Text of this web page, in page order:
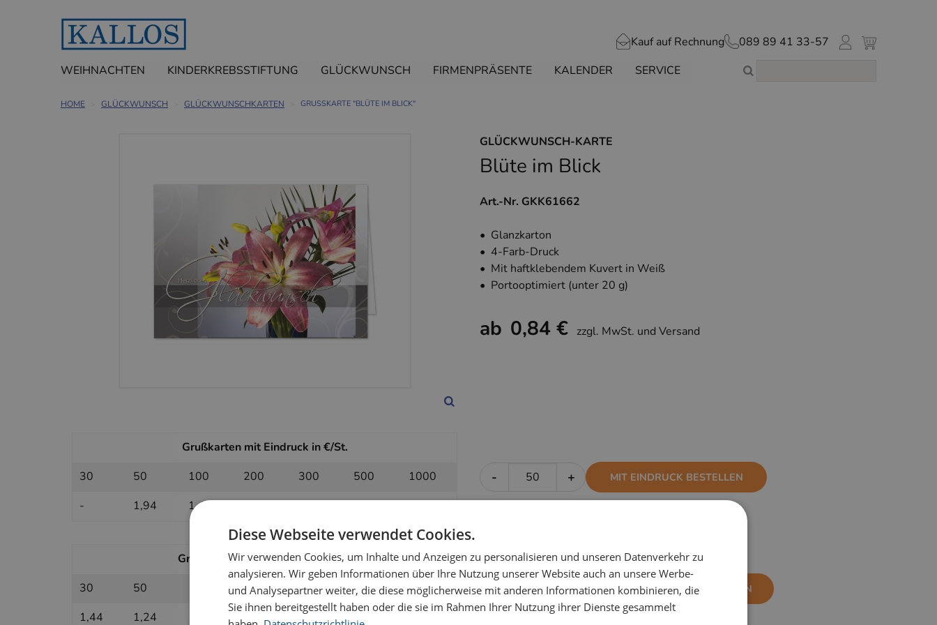
Kauf auf Rechnung
089 89 41 33-57
WEIHNACHTEN
KINDERKREBSSTIFTUNG GLÜCKWUNSCH FIRMENPRÄSENTE KALENDER SERVICE
HOME GLÜCKWUNSCH GLÜCKWUNSCHKARTEN GRUSSKARTE "BLÜTE IM BLICK"
GLÜCKWUNSCH-KARTE
Blüte im Blick
Art.-Nr. GKK61662
• Glanzkarton
• 4-Farb-Druck
• Mit haftklebendem Kuvert in Weiß
• Portooptimiert (unter 20 g)
ab 0,84 € zzgl. MwSt. und Versand
Grußkarten mit Eindruck in €/St.
30
50 100 200 300 500
1000
-
1,94 1,45
- + MIT EINDRUCK BESTELLEN
Grußkarten ohne Eindruck in €/St.
30
50 200 300 500
1000
1,44
1,24 0,94 0,90 0,88
- + OHNE EINDRUCK BESTELLEN
Diese Webseite verwendet Cookies.
Wir verwenden Cookies, um Inhalte und Anzeigen zu personalisieren und unseren Datenverkehr zu
analysieren. Wir geben Informationen über Ihre Nutzung unserer Website auch an unsere Werbe-
und Analysepartner weiter, die diese möglicherweise mit anderen Informationen kombinieren, die
Sie ihnen bereitgestellt haben oder die sie im Rahmen Ihrer Nutzung ihrer Dienste gesammelt